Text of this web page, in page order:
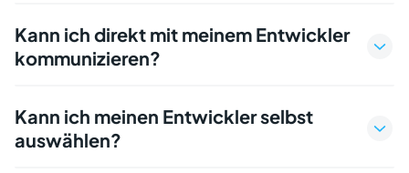
Kann ich direkt mit meinem Entwickler
kommunizieren?
Kann ich meinen Entwickler selbst
auswählen?